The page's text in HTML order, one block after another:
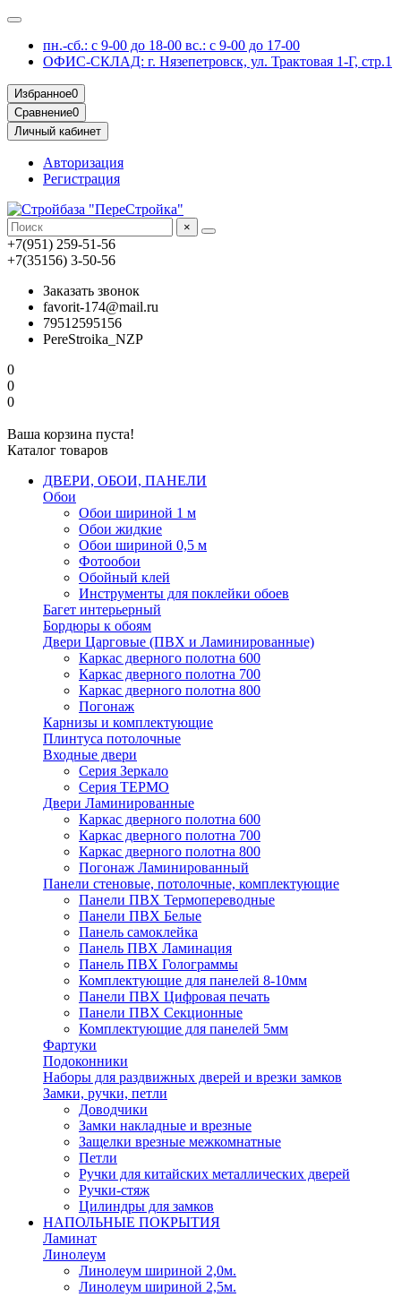
пн.-сб.: с 9-00 до 18-00 вс.: с 9-00 до 17-00
ОФИС-СКЛАД: г. Нязепетровск, ул. Трактовая 1-Г, стр.1
Избранное0
Сравнение0
Личный кабинет
Авторизация
Регистрация
×
+7(951) 259-51-56
+7(35156) 3-50-56
Заказать звонок
favorit-174@mail.ru
79512595156
PereStroika_NZP
0
0
0
Ваша корзина пуста!
Каталог товаров
ДВЕРИ, ОБОИ, ПАНЕЛИ
Обои
Обои шириной 1 м
Обои жидкие
Обои шириной 0,5 м
Фотообои
Обойный клей
Инструменты для поклейки обоев
Багет интерьерный
Бордюры к обоям
Двери Царговые (ПВХ и Ламинированные)
Каркас дверного полотна 600
Каркас дверного полотна 700
Каркас дверного полотна 800
Погонаж
Карнизы и комплектующие
Плинтуса потолочные
Входные двери
Серия Зеркало
Серия ТЕРМО
Двери Ламинированные
Каркас дверного полотна 600
Каркас дверного полотна 700
Каркас дверного полотна 800
Погонаж Ламинированный
Панели стеновые, потолочные, комплектующие
Панели ПВХ Термопереводные
Панели ПВХ Белые
Панель самоклейка
Панель ПВХ Ламинация
Панель ПВХ Голограммы
Комплектующие для панелей 8-10мм
Панели ПВХ Цифровая печать
Панели ПВХ Секционные
Комплектующие для панелей 5мм
Фартуки
Подоконники
Наборы для раздвижных дверей и врезки замков
Замки, ручки, петли
Доводчики
Замки накладные и врезные
Защелки врезные межкомнатные
Петли
Ручки для китайских металлических дверей
Ручки-стяж
Цилиндры для замков
НАПОЛЬНЫЕ ПОКРЫТИЯ
Ламинат
Линолеум
Линолеум шириной 2,0м.
Линолеум шириной 2,5м.